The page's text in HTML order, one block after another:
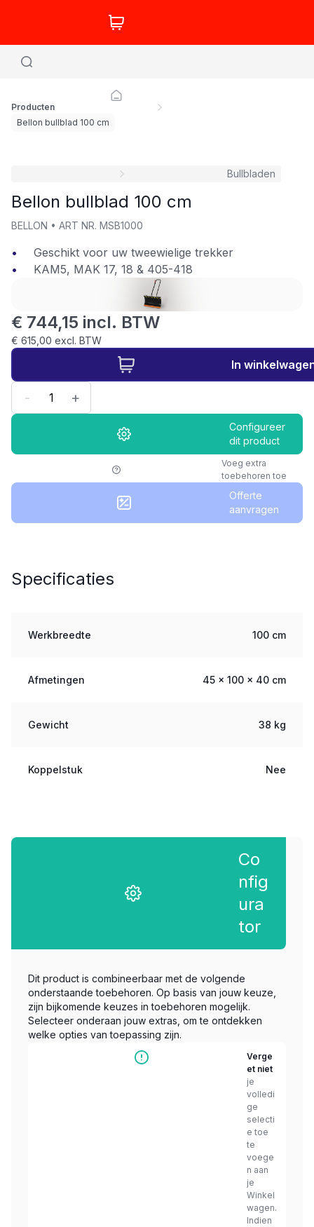
Producten
Bellon bullblad 100 cm
Bullbladen
Bellon bullblad 100 cm
BELLON • ART NR. MSB1000
Geschikt voor uw tweewielige trekker
KAM5, MAK 17, 18 & 405-418
€ 744,15 incl. BTW
€ 615,00 excl. BTW
In
- +
Configureer
dit product
Voeg extra
toebehoren toe
Offerte
aanvragen
Specificaties
Werkbreedte 100 cm
Afmetingen 45 x 100 x 40 cm
Gewicht 38 kg
Koppelstuk Nee
Co
nfig
ura
tor
Dit product is combineerbaar met de volgende
onderstaande toebehoren. Op basis van jouw keuze,
zijn bijkomende keuzes in toebehoren mogelijk.
Selecteer onderaan jouw extras, om te ontdekken
welke opties van toepassing zijn.
Verge
et niet
je
volledi
ge
selecti
e toe
te
voege
n aan
je
Winkel
wagen.
Indien